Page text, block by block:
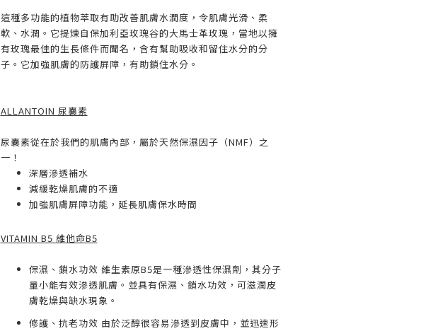
這種多功能的植物萃取有助改善肌膚水潤度，令肌膚光滑、柔
軟、水潤。它提煉自保加利亞玫瑰谷的大馬士革玫瑰，當地以擁
有玫瑰最佳的生長條件而聞名，含有幫助吸收和留住水分的分
子。它加強肌膚的防護屏障，有助鎖住水分。
ALLANTOIN 尿囊素
尿囊素從在於我們的肌膚內部，屬於天然保濕因子（NMF）之
一！
深層滲透補水
減緩乾燥肌膚的不適
加強肌膚屏障功能，延長肌膚保水時間
VITAMIN B5 維他命B5
保濕、鎖水功效 維生素原B5是一種滲透性保濕劑，其分子
量小能有效滲透肌膚。並具有保濕、鎖水功效，可滋潤皮
膚乾燥與缺水現象。
修護、抗老功效 由於泛醇很容易滲透到皮膚中，並迅速形